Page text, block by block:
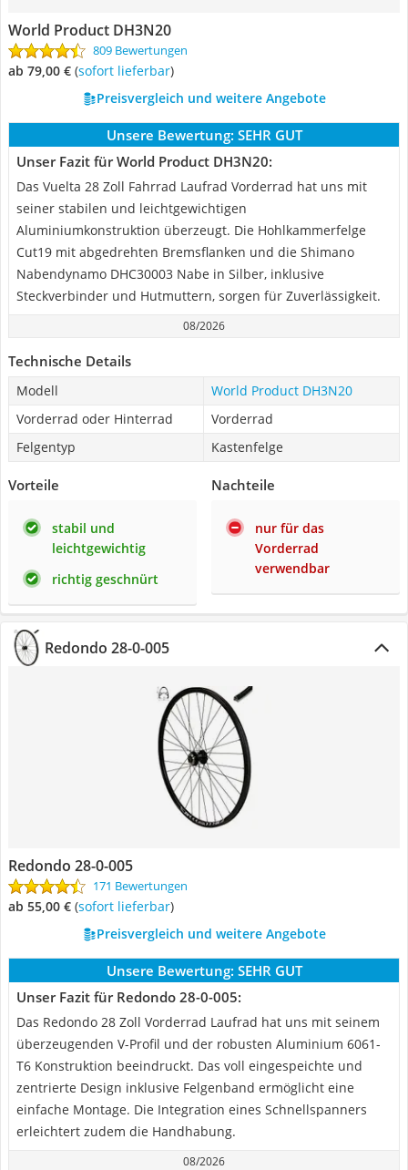
World Product DH3N20
809 Bewertungen
ab 79,00 € ( Sofort lieferbar)
Preisvergleich und weitere Angebote
Unsere Bewertung: SEHR GUT
Unser Fazit für World Product DH3N20:
Das Vuelta 28 Zoll Fahrrad Laufrad Vorderrad hat uns mit
seiner stabilen und leichtgewichtigen
Aluminiumkonstruktion überzeugt. Die Hohlkammerfelge
Cut19 mit abgedrehten Bremsflanken und die Shimano
Nabendynamo DHC30003 Nabe in Silber, inklusive
Steckverbinder und Hutmuttern, sorgen für Zuverlässigkeit.
08/2026
Technische Details
Modell
World Product DH3N20
Vorderrad oder Hinterrad
Vorderrad
Felgentyp
Kastenfelge
Vorteile
stabil und
leichtgewichtig
richtig geschnürt
Nachteile
nur für das
Vorderrad
verwendbar
Redondo 28-0-005
Redondo 28-0-005
171 Bewertungen
ab 55,00 € ( Sofort lieferbar)
Preisvergleich und weitere Angebote
Unsere Bewertung: SEHR GUT
Unser Fazit für Redondo 28-0-005:
Das Redondo 28 Zoll Vorderrad Laufrad hat uns mit seinem
überzeugenden V-Profil und der robusten Aluminium 6061-
T6 Konstruktion beeindruckt. Das voll eingespeichte und
zentrierte Design inklusive Felgenband ermöglicht eine
einfache Montage. Die Integration eines Schnellspanners
erleichtert zudem die Handhabung.
08/2026